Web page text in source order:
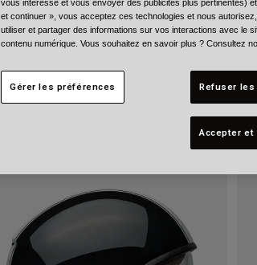
vous intéresse et vous envoyer des publicités plus pertinentes)
et continuer », vous acceptez ces technologies et nous
utiliser et partager des informations sur vos interactions avec le
contenu numérique. Vous souhaitez en savoir plus ? Consultez
Gérer les préférences Refuser
Accepter et